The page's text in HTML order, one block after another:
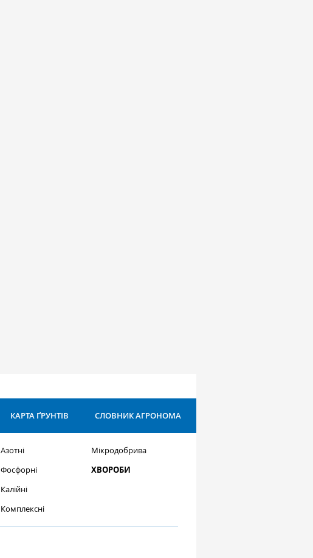
КАРТА ҐРУНТІВ СЛОВНИК АГРОНОМА
Азотні
Фосфорні
Калійні
Комплексні
Мікродобрива
ХВОРОБИ